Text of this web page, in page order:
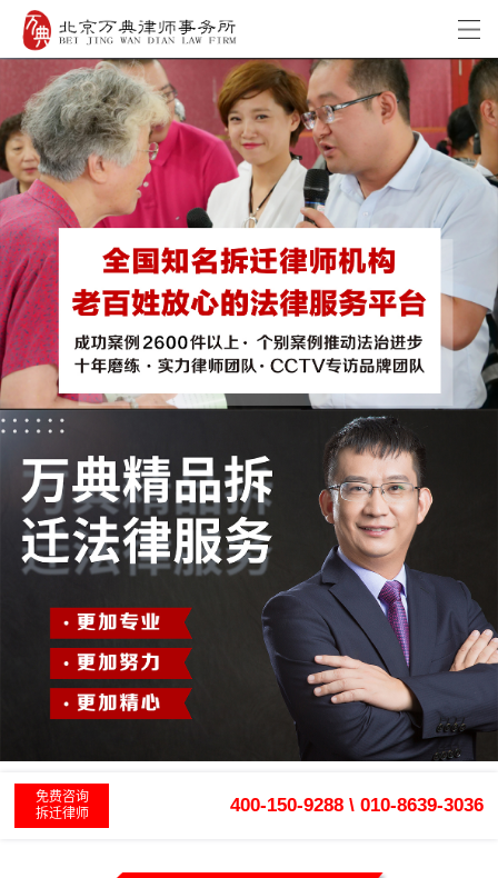
免费咨询
拆迁律师
400-150-9288 \ 010-8639-3036